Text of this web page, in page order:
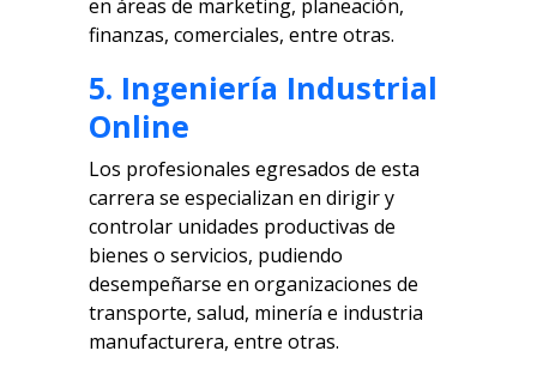
en áreas de marketing, planeación,
finanzas, comerciales, entre otras.
5. Ingeniería Industrial
Online
Los profesionales egresados de esta
carrera se especializan en dirigir y
controlar unidades productivas de
bienes o servicios, pudiendo
desempeñarse en organizaciones de
transporte, salud, minería e industria
manufacturera, entre otras.